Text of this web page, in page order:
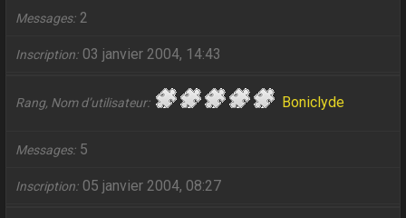
Messages 2
Inscription 03 janvier 2004, 14:43
Rang, Nom d’utilisateur Boniclyde
Messages 5
Inscription 05 janvier 2004, 08:27